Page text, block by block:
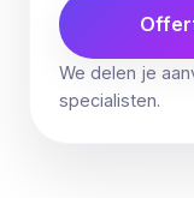
We delen je
specialisten.